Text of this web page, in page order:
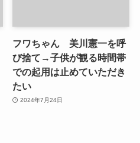
フワちゃん 美川憲一を呼
び捨て→子供が観る時間帯
での起用は止めていただき
たい
2024年7月24日